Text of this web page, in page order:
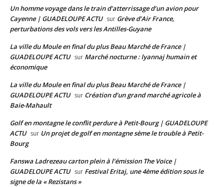
Un homme voyage dans le train d’atterrissage d’un avion pour
Cayenne | GUADELOUPE ACTU sur Grève d’Air France,
perturbations des vols vers les Antilles-Guyane
La ville du Moule en final du plus Beau Marché de France |
GUADELOUPE ACTU sur Marché nocturne : lyannaj humain et
économique
La ville du Moule en final du plus Beau Marché de France |
GUADELOUPE ACTU sur Création d’un grand marché agricole à
Baie-Mahault
Golf en montagne le conflit perdure à Petit-Bourg | GUADELOUPE
ACTU sur Un projet de golf en montagne sème le trouble à Petit-
Bourg
Fanswa Ladrezeau carton plein à l’émission The Voice |
GUADELOUPE ACTU sur Festival Eritaj, une 4ème édition sous le
signe de la « Rezistans »